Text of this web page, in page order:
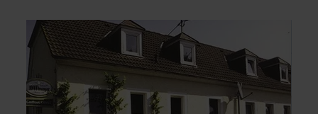
en
savoir
plus
:
Gasthaus-
Pension
Kranz
: